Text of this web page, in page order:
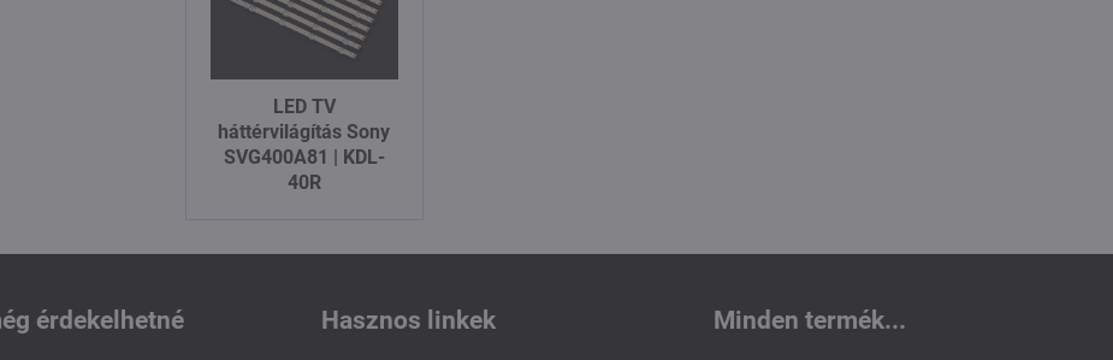
LED TV
háttérvilágítás Sony
SVG400A81 | KDL-
40R
érdekelhetné Hasznos linkek Minden termék...